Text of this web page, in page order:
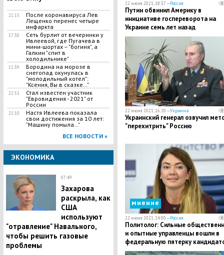
21:15
После коронавируса Лев
Лещенко перенес четыре
инфаркта
17:30
Сеть бурлит от вечеринки у
Ивлеевой, где Пугачева в
мини-шортах – "богиня", а
Галкин "спит в
холодильнике"
11:39
Бородина на морозе в
снегопад окунулась в
"молодильный котел":
"Ксения, Вы в сказке…"
22:51
Стал известен участник
"Евровидения - 2021" от
России
21:10
Настя Ивлеева показала
свои достижения за 10 лет:
"Машину помыла…"
ВСЕ НОВОСТИ »
ЭКОНОМИКА
07:49
Захарова
раскрыла, как
США
используют
"отравление" Навального,
чтобы решить газовые
проблемы
22 июня 2021, 18:37 —Россия
Путин обвинил Америку в
инициативе госпереворота на
Украине семь лет назад
22 июня 2021, 16:20 —Украина
Украинский генерал озвучил
"перехитрить" Россию
мнение
22 июня 2021, 14:00 —Россия
Политолог: Сильные
и опытные управленцы вошли в
федеральную пятерку
«Единой России»